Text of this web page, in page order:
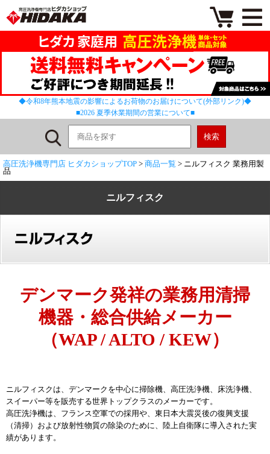
◆令和8年熊本地震の影響によるお荷物のお届けについて(外部リンク)◆
■2026 夏季休業期間の営業について■
高圧洗浄機専門店 ヒダカショップTOP > 商品一覧 > ニルフィスク 業務用製
品
ニルフィスク
デンマーク発祥の業務用清掃
機器・総合供給メーカー
（WAP / ALTO / KEW）
ニルフィスクは、デンマークを中心に掃除機、高圧洗浄機、床洗浄機、
スイーパー等を販売する世界トップクラスのメーカーです。
高圧洗浄機は、フランス空軍での採用や、東日本大震災後の復興支援
（清掃）および放射性物質の除染のために、陸上自衛隊に導入された実
績があります。